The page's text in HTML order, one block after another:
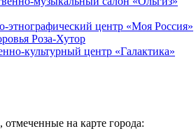
этнографический центр «Моя Россия»
Роза-Хутор
культурный центр «Галактика»
отмеченные на карте города: